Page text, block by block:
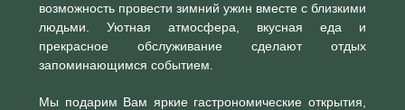
возможность провести зимний ужин вместе с близкими
людьми. Уютная атмосфера, вкусная еда и
прекрасное обслуживание сделают отдых
запоминающимся событием.
Мы подарим Вам яркие гастрономические открытия,